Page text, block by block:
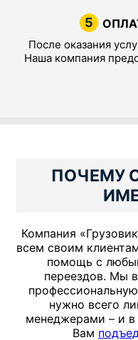
5
После оказания
Наша компания
ПОЧЕМУ
Компания
всем своим
помощь с
переездов. Мы
нужно всего
менеджерами – и в
Вам